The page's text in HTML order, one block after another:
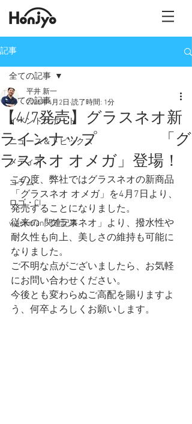
記事
全ての記事
イベントレポート
ニュース＆トピックス
メディア
コラム
ロゴ・CI
washman関連記事
全ての記事
【4/7発売】グラスネオ新
ラインナップ 「グ
ラスネオ オメガ」登場！
平井 新一
2025年4月2日 読了時間: 1分
この度、弊社ではグラスネオの新商品
「グラスネオ オメガ」を4月7日より、
発売することになりました。
従来の「グラスネオ」より、撥水性や
耐久性も向上、美しさの維持も可能に
なりました。
ご不明な点がございましたら、お気軽
にお問い合わせください。
今後とも変わらぬご高配を賜りますよ
う、何卒よろしくお願いします。